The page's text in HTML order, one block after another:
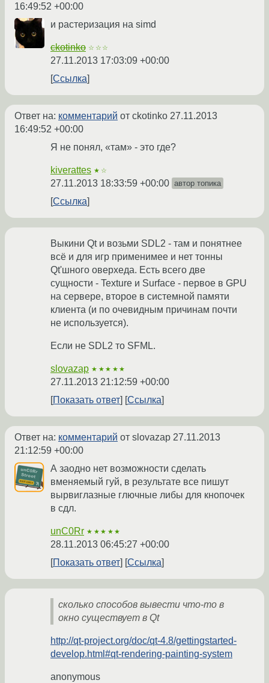
16:49:52 +00:00
и растеризация на simd
ckotinko ☆☆☆
27.11.2013 17:03:09 +00:00
Ссылка
Ответ на: комментарий от ckotinko 27.11.2013
16:49:52 +00:00
Я не понял, «там» - это где?
kiverattes ★☆
27.11.2013 18:33:59 +00:00 автор топика
Ссылка
Выкини Qt и возьми SDL2 - там и понятнее
всё и для игр применимее и нет тонны
Qt'шного оверхеда. Есть всего две
сущности - Texture и Surface - первое в GPU
на сервере, второе в системной памяти
клиента (и по очевидным причинам почти
не используется).
Если не SDL2 то SFML.
slovazap ★★★★★
27.11.2013 21:12:59 +00:00
Показать ответ
Ссылка
Ответ на: комментарий от slovazap 27.11.2013
21:12:59 +00:00
А заодно нет возможности сделать
вменяемый гуй, в результате все пишут
вырвиглазные глючные либы для кнопочек
в сдл.
unC0Rr ★★★★★
28.11.2013 06:45:27 +00:00
Показать ответ
Ссылка
сколько способов вывести что-то в
окно существует в Qt
http://qt-project.org/doc/qt-4.8/gettingstarted-
develop.html#qt-rendering-painting-system
anonymous